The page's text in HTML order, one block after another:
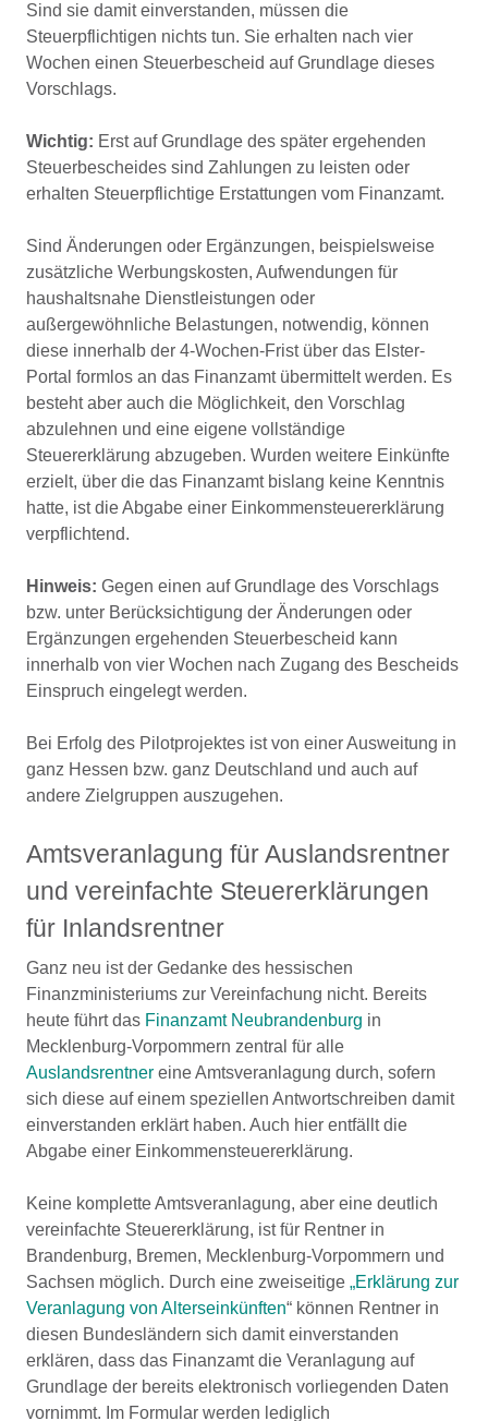
Sind sie damit einverstanden, müssen die
Steuerpflichtigen nichts tun. Sie erhalten nach vier
Wochen einen Steuerbescheid auf Grundlage dieses
Vorschlags.
Wichtig: Erst auf Grundlage des später ergehenden
Steuerbescheides sind Zahlungen zu leisten oder
erhalten Steuerpflichtige Erstattungen vom Finanzamt.
Sind Änderungen oder Ergänzungen, beispielsweise
zusätzliche Werbungskosten, Aufwendungen für
haushaltsnahe Dienstleistungen oder
außergewöhnliche Belastungen, notwendig, können
diese innerhalb der 4-Wochen-Frist über das Elster-
Portal formlos an das Finanzamt übermittelt werden. Es
besteht aber auch die Möglichkeit, den Vorschlag
abzulehnen und eine eigene vollständige
Steuererklärung abzugeben. Wurden weitere Einkünfte
erzielt, über die das Finanzamt bislang keine Kenntnis
hatte, ist die Abgabe einer Einkommensteuererklärung
verpflichtend.
Hinweis: Gegen einen auf Grundlage des Vorschlags
bzw. unter Berücksichtigung der Änderungen oder
Ergänzungen ergehenden Steuerbescheid kann
innerhalb von vier Wochen nach Zugang des Bescheids
Einspruch eingelegt werden.
Bei Erfolg des Pilotprojektes ist von einer Ausweitung in
ganz Hessen bzw. ganz Deutschland und auch auf
andere Zielgruppen auszugehen.
Amtsveranlagung für Auslandsrentner
und vereinfachte Steuererklärungen
für Inlandsrentner
Ganz neu ist der Gedanke des hessischen
Finanzministeriums zur Vereinfachung nicht. Bereits
heute führt das Finanzamt Neubrandenburg in
Mecklenburg-Vorpommern zentral für alle
Auslandsrentner eine Amtsveranlagung durch, sofern
sich diese auf einem speziellen Antwortschreiben damit
einverstanden erklärt haben. Auch hier entfällt die
Abgabe einer Einkommensteuererklärung.
Keine komplette Amtsveranlagung, aber eine deutlich
vereinfachte Steuererklärung, ist für Rentner in
Brandenburg, Bremen, Mecklenburg-Vorpommern und
Sachsen möglich. Durch eine zweiseitige „Erklärung zur
Veranlagung von Alterseinkünften“ können Rentner in
diesen Bundesländern sich damit einverstanden
erklären, dass das Finanzamt die Veranlagung auf
Grundlage der bereits elektronisch vorliegenden Daten
vornimmt. Im Formular werden lediglich